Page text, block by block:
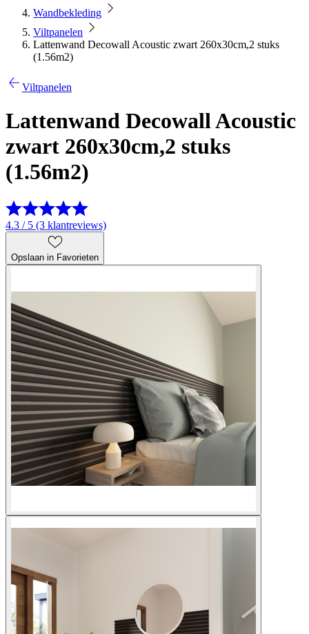
Wandbekleding
Viltpanelen
Lattenwand Decowall Acoustic zwart 260x30cm,2 stuks
(1.56m2)
Viltpanelen
Lattenwand Decowall Acoustic
zwart 260x30cm,2 stuks
(1.56m2)
4.3 / 5 (3 klantreviews)
Opslaan in Favorieten